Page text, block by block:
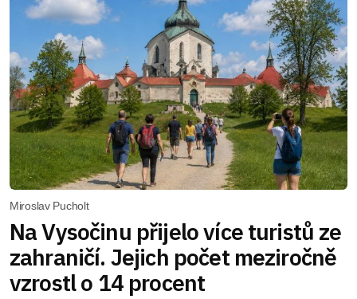
Miroslav Pucholt
Na Vysočinu přijelo více turistů ze
zahraničí. Jejich počet meziročně
vzrostl o 14 procent